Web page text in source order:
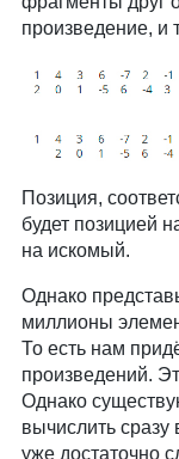
произведение, и
Позиция,
будет позицией
на искомый.
Однако
миллионы
То есть нам
произведений.
Однако
вычислить
уже достаточно